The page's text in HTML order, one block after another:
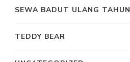
SEWA BADUT ULANG TAHUN
TEDDY BEAR